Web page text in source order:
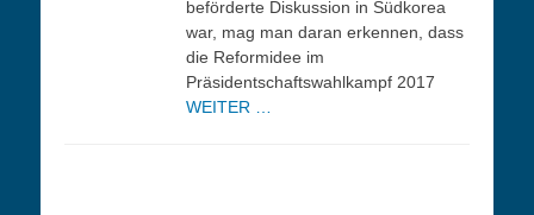
beförderte Diskussion in Südkorea
war, mag man daran erkennen, dass
die Reformidee im
Präsidentschaftswahlkampf 2017
WEITER …